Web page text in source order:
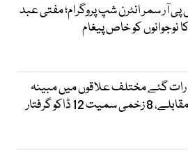
پی آر سمر انٹرن شپ پروگرام؛ مفتی عبد
نوجوانوں کو خاص پیغام
رات گئے مختلف علاقوں میں مبینہ
12 ڈاکو گرفتار